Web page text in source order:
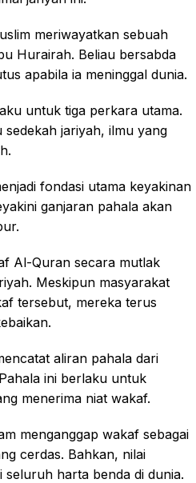
meriwayatkan sebuah
Hurairah. Beliau bersabda
apabila ia meninggal dunia.
untuk tiga perkara utama.
jariyah, ilmu yang
fondasi utama keyakinan
ganjaran pahala akan
Al-Quran secara mutlak
Meskipun masyarakat
tersebut, mereka terus
aliran pahala dari
ini berlaku untuk
menerima niat wakaf.
menganggap wakaf sebagai
cerdas. Bahkan, nilai
harta benda di dunia.